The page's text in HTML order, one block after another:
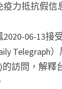
力抵抗假信
06-13接
Telegraph
的訪問，解釋